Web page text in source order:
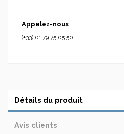
Appelez-nous
(+33) 01.79.75.05.50
Détails du produit
Avis clients